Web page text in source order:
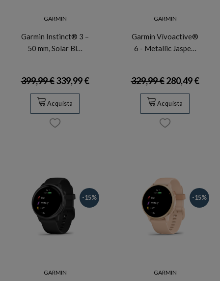
GARMIN
Garmin Instinct® 3 –
50 mm, Solar Bl…
399,99 €339,99 €
Acquista
GARMIN
Garmin Vívoactive®
6 - Metallic Jaspe…
329,99 €280,49 €
Acquista
-15%
GARMIN
-15%
GARMIN